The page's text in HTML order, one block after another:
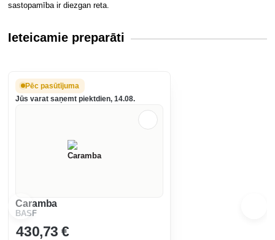
sastopamība ir diezgan reta.
Ieteicamie preparāti
Pēc pasūtījuma
Jūs varat saņemt piektdien, 14.08.
Caramba
BASF
430,73 €